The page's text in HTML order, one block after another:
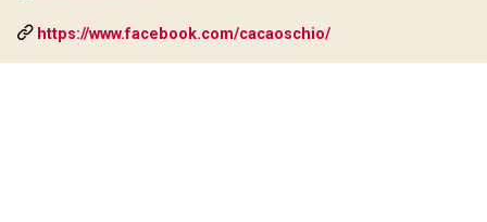
https://www.facebook.com/cacaoschio/